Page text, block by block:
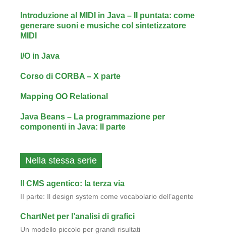
Introduzione al MIDI in Java – II puntata: come
generare suoni e musiche col sintetizzatore
MIDI
I/O in Java
Corso di CORBA – X parte
Mapping OO Relational
Java Beans – La programmazione per
componenti in Java: II parte
Nella stessa serie
Il CMS agentico: la terza via
II parte: Il design system come vocabolario dell’agente
ChartNet per l’analisi di grafici
Un modello piccolo per grandi risultati